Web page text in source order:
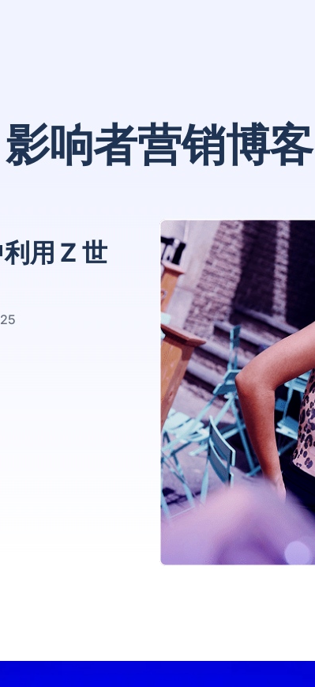
影响者营销博客
用 Z 世